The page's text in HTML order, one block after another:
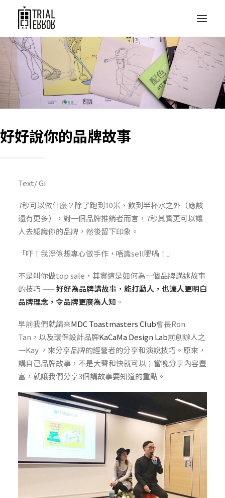
好好說你的品牌故事
Text/ Gi
7秒可以做什麼？除了跑到10米、飲到半杯水之外（應該
還有更多），對一個品牌推銷者而言，7秒其實更可以讓
人去認識你的品牌，然後留下印象。
「吓！我淨係想專心做手作，唔識sell嘢喎！」
不是叫你做top sale，其實這是如何為一個品牌講述故事
的技巧 ——好好為品牌講故事，能打動人，也讓人更明白
品牌理念，令品牌更廣為人知 。
早前我們就請來MDC Toastmasters Club會長Ron
Tan，以及環保設計品牌KaCaMa Design Lab前創辦人之
一Kay ，來分享品牌的經營者的分享和演說技巧。原來，
講自己品牌故事，不是大聲和快就可以；當晚分享內容豐
富，就讓我們分享3個講故事要知道的重點。